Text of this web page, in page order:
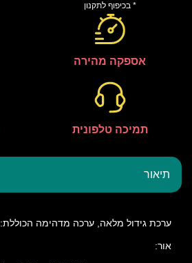
תיאור
ערכת גידול מלאה, ערכה מדהימה הכוללת:
אור:
* בכיפוף לתקנון
אספקה מהירה
תמיכה טלפונית